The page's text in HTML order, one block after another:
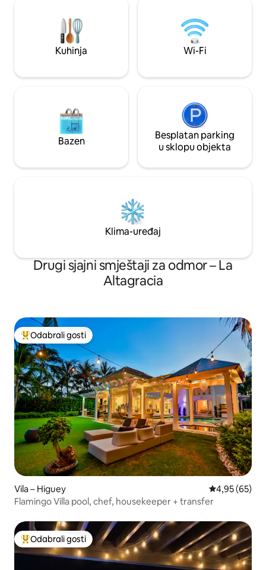
3 minute vožnje do plaže minitas, 7
minuta do marine i Chavona. Uključeno
je osoblje s punim radnim vremenom
(spremačica/kuharica).
naknade. Ako
obratite nam se
rezervacije.
Kuhinja Wi-Fi
Bazen
Besplatan parking
u sklopu objekta
Klima-uređaj
Drugi sjajni smještaji za odmor – La
Altagracia
Među najviše rangiranima s oznakom „Odabrali gosti”
Odabrali gosti
Vila – Higuey Prosječna
4,95 (65)
Flamingo Villa pool, chef, housekeeper + transfer
Među najviše rangiranima s oznakom „Odabrali gosti”
Odabrali gosti